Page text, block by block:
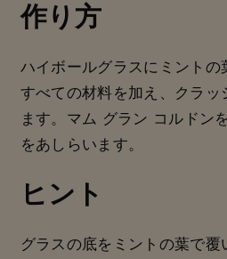
作り方
ハイボールグラスにミントの
すべての材料を加え、クラッ
ます。マム グラン コルドン
をあしらいます。
ヒント
グラスの底をミントの葉で覆